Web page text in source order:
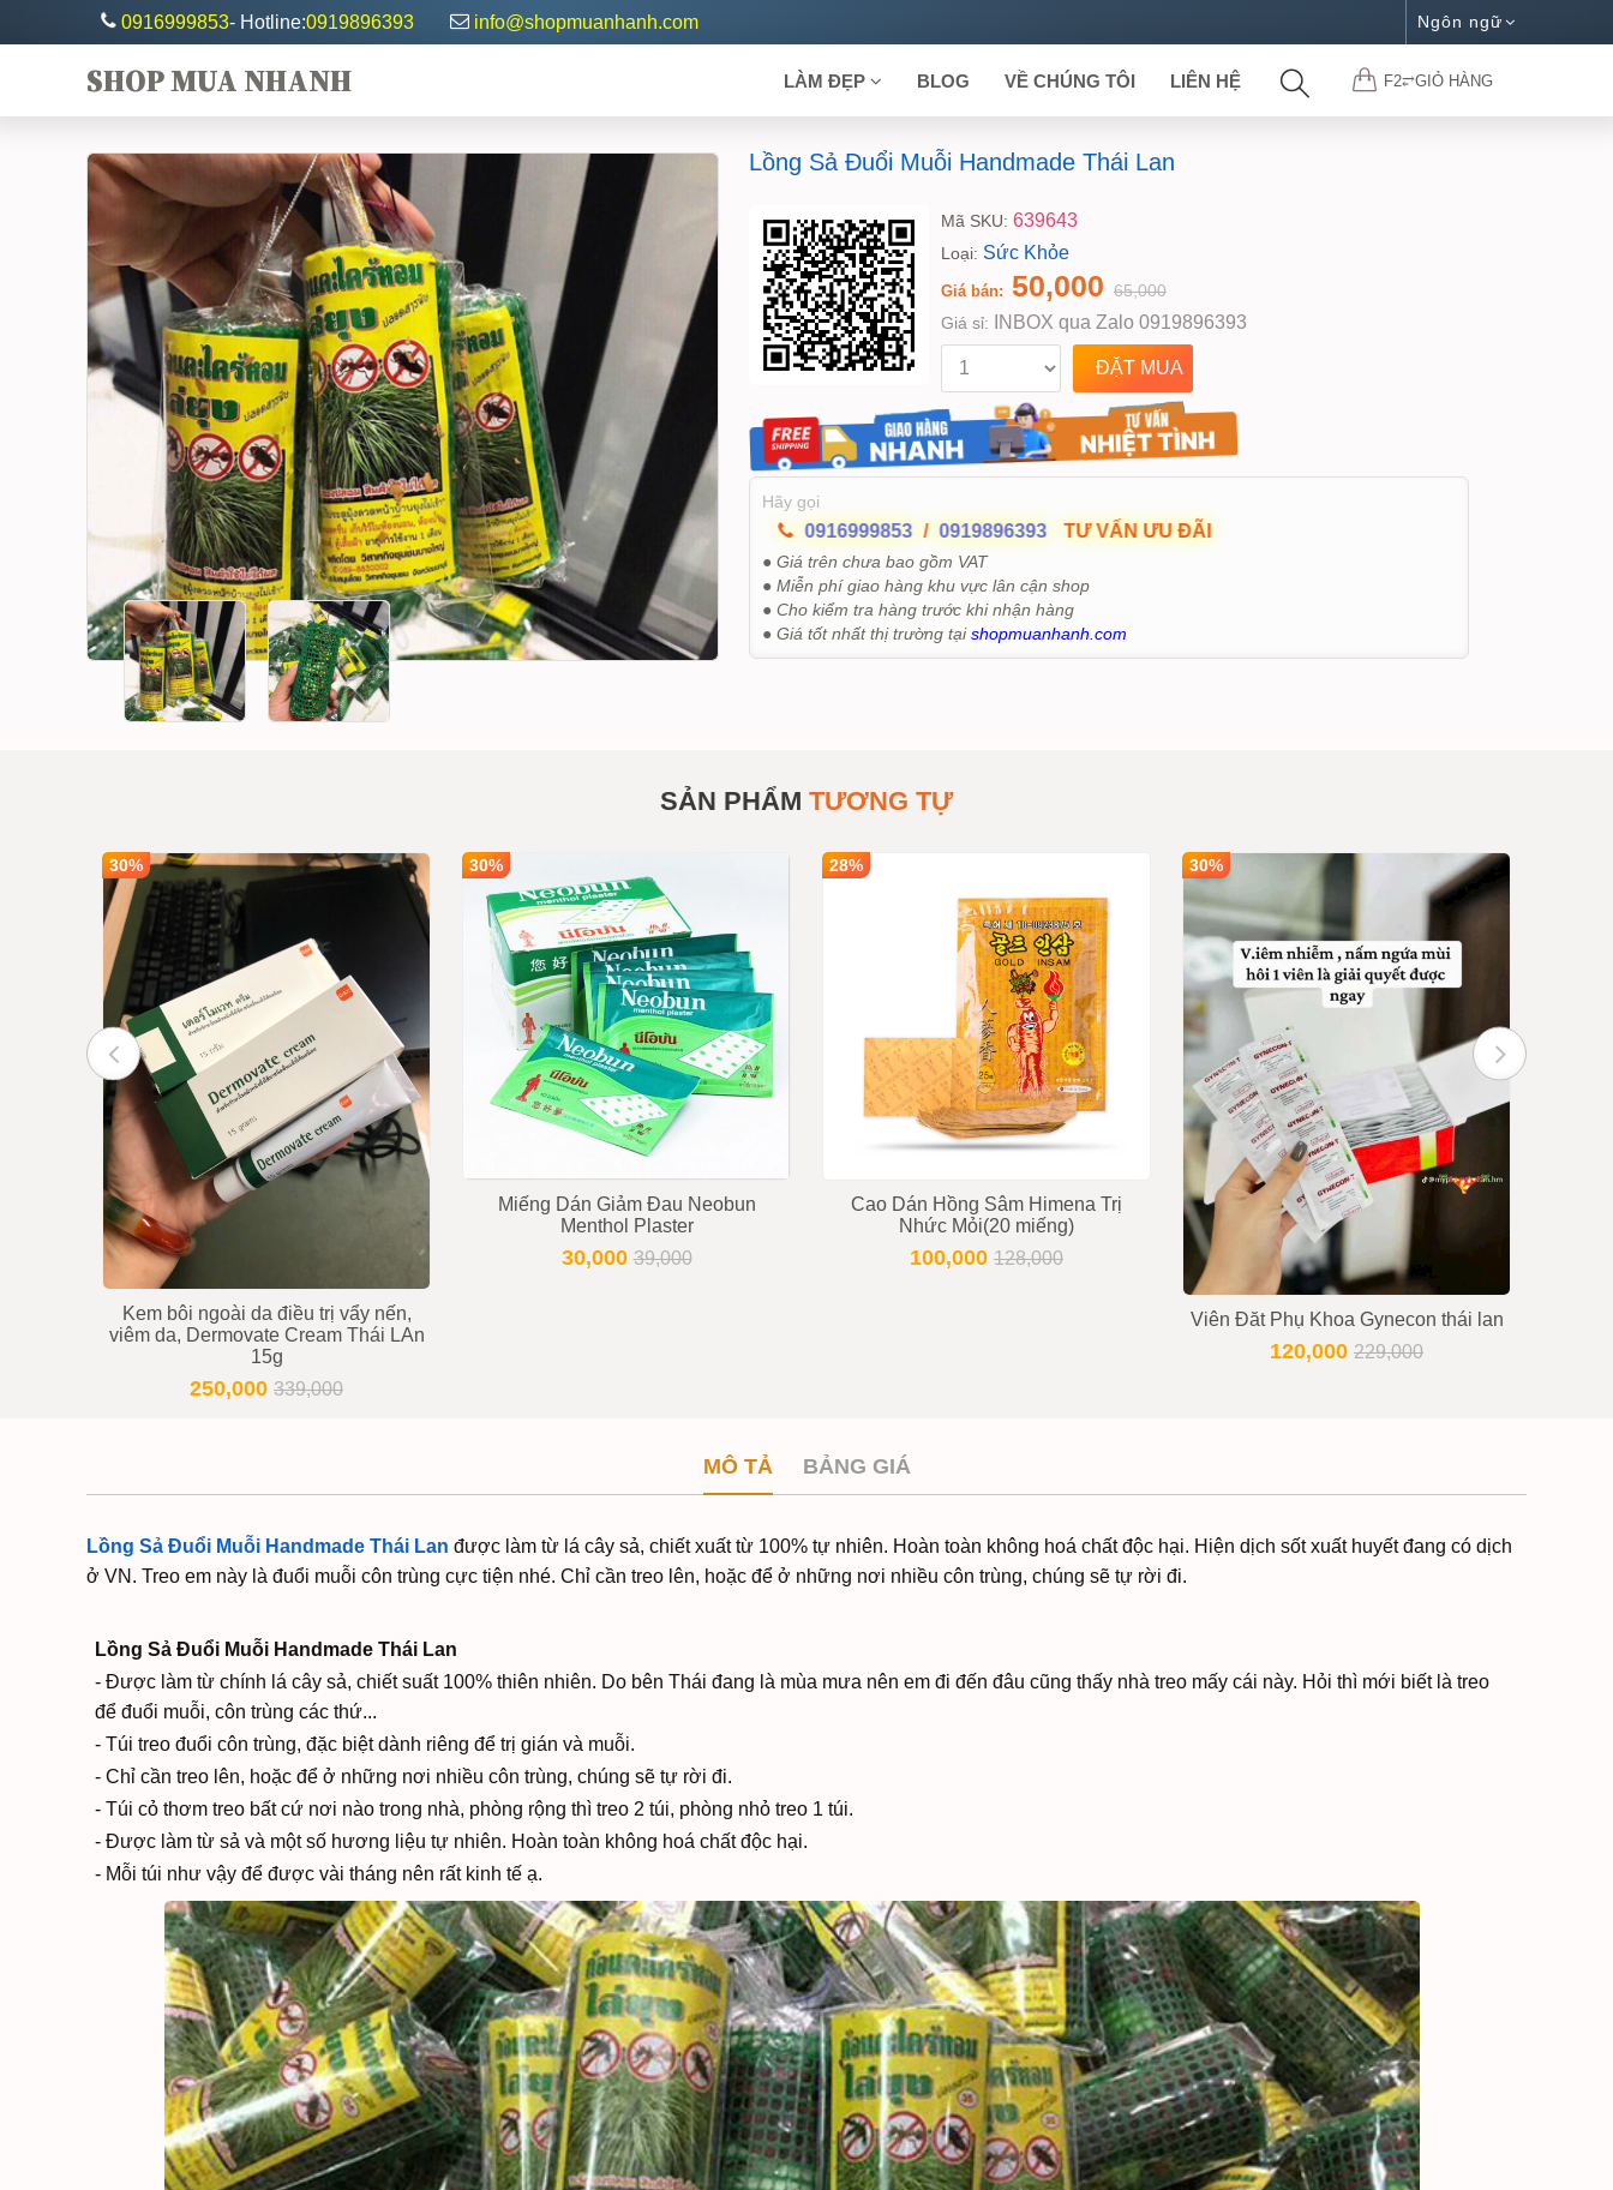
0916999853- Hotline:0919896393 info@shopmuanhanh.com Ngôn ngữ
SHOP MUA NHANH F2⥂GIỎ HÀNG
LÀM ĐẸP BLOG VỀ CHÚNG TÔI LIÊN HỆ
Lồng Sả Đuổi Muỗi Handmade Thái Lan
Mã SKU: 639643
Loại: Sức Khỏe
Giá bán: 50,000 65,000
Giá sỉ: INBOX qua Zalo 0919896393
Hãy gọi
0916999853 / 0919896393 TƯ VẤN ƯU ĐÃI
● Giá trên chưa bao gồm VAT
● Miễn phí giao hàng khu vực lân cận shop
● Cho kiểm tra hàng trước khi nhận hàng
● Giá tốt nhất thị trường tạishopmuanhanh.com
SẢN PHẨM TƯƠNG TỰ
30%
Kem bôi ngoài da điều trị vẩy nến,
viêm da, Dermovate Cream Thái LAn
15g
250,000 339,000
30%
Miếng Dán Giảm Đau Neobun
Menthol Plaster
30,00039,000
28%
Cao Dán Hồng Sâm Himena Trị
Nhức Mỏi(20 miếng)
100,000 128,000
30%
Viên Đăt Phụ Khoa Gynecon thái lan
120,000 229,000
MÔ TẢ BẢNG GIÁ
Lồng Sả Đuổi Muỗi Handmade Thái Lan được làm từ lá cây sả, chiết xuất từ 100% tự nhiên. Hoàn toàn không hoá chất độc hại. Hiện dịch sốt xuất huyết đang có dịch
ở VN. Treo em này là đuổi muỗi côn trùng cực tiện nhé. Chỉ cần treo lên, hoặc để ở những nơi nhiều côn trùng, chúng sẽ tự rời đi.
Lồng Sả Đuổi Muỗi Handmade Thái Lan
- Được làm từ chính lá cây sả, chiết suất 100% thiên nhiên. Do bên Thái đang là mùa mưa nên em đi đến đâu cũng thấy nhà treo mấy cái này. Hỏi thì mới biết là treo
để đuổi muỗi, côn trùng các thứ...
- Túi treo đuổi côn trùng, đặc biệt dành riêng để trị gián và muỗi.
- Chỉ cần treo lên, hoặc để ở những nơi nhiều côn trùng, chúng sẽ tự rời đi.
- Túi cỏ thơm treo bất cứ nơi nào trong nhà, phòng rộng thì treo 2 túi, phòng nhỏ treo 1 túi.
- Được làm từ sả và một số hương liệu tự nhiên. Hoàn toàn không hoá chất độc hại.
- Mỗi túi như vậy để được vài tháng nên rất kinh tế ạ.